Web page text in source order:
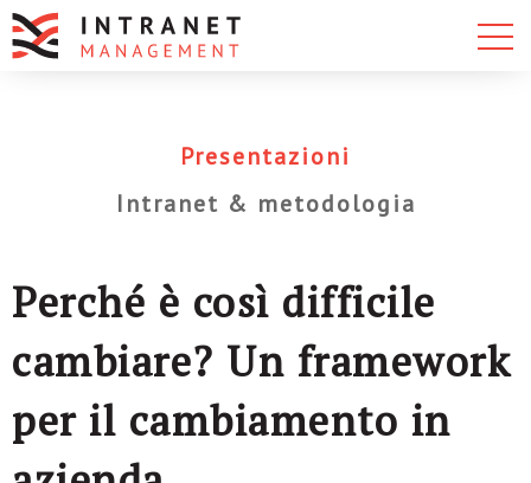
Presentazioni
Intranet & metodologia
Perché è così difficile
cambiare? Un framework
per il cambiamento in